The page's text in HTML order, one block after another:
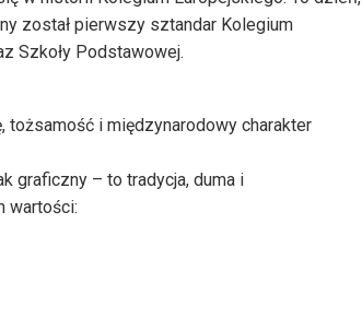
został pierwszy sztandar Kolegium
Szkoły Podstawowej.
tożsamość i międzynarodowy charakter
graficzny – to tradycja, duma i
wartości: